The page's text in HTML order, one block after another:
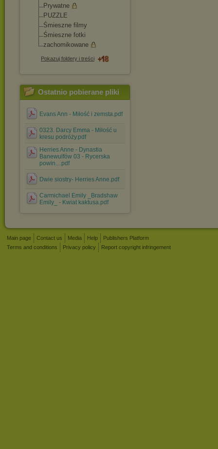
Prywatne
PUZZLE
Śmieszne filmy
Śmieszne fotki
zachomikowane
Pokazuj foldery i treści
Ostatnio pobierane pliki
Evans Ann - Miłość i zemsta.pdf
0323. Darcy Emma - Miłość u
kresu podróży.pdf
Herries Anne - Dynastia
Banewulfów 03 - Rycerska
powin....pdf
Dwie siostry- Herries Anne.pdf
Carmichael Emily _Bradshaw
Emily_ - Kwiat kaktusa.pdf
Main page Contact us Media Help
Publishers Platform
Terms and conditions
Privacy policy Report copyright infringement